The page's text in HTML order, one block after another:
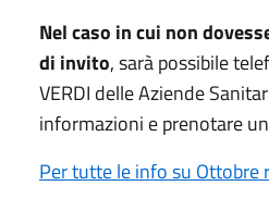
Nel caso in cui non
di invito, sarà possibile
VERDI delle Aziende
informazioni e prenotare
Per tutte le info su Ottobre